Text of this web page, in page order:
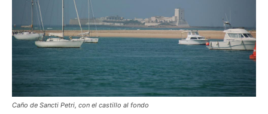
Caño de Sancti Petri, con el castillo al fondo